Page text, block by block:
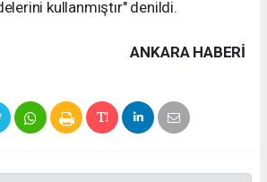
kullanmıştır" denildi.
ANKARA HABERİ